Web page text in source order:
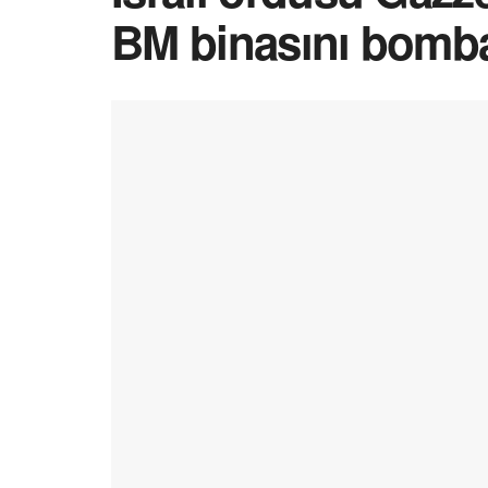
BM binasını